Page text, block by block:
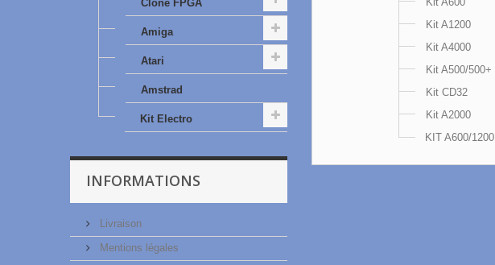
Clone FPGA
Amiga
Atari
Amstrad
Kit Electro
INFORMATIONS
Livraison
Mentions légales
Kit A1200
Kit A4000
Kit A500/500+
Kit CD32
Kit A2000
KIT A600/1200